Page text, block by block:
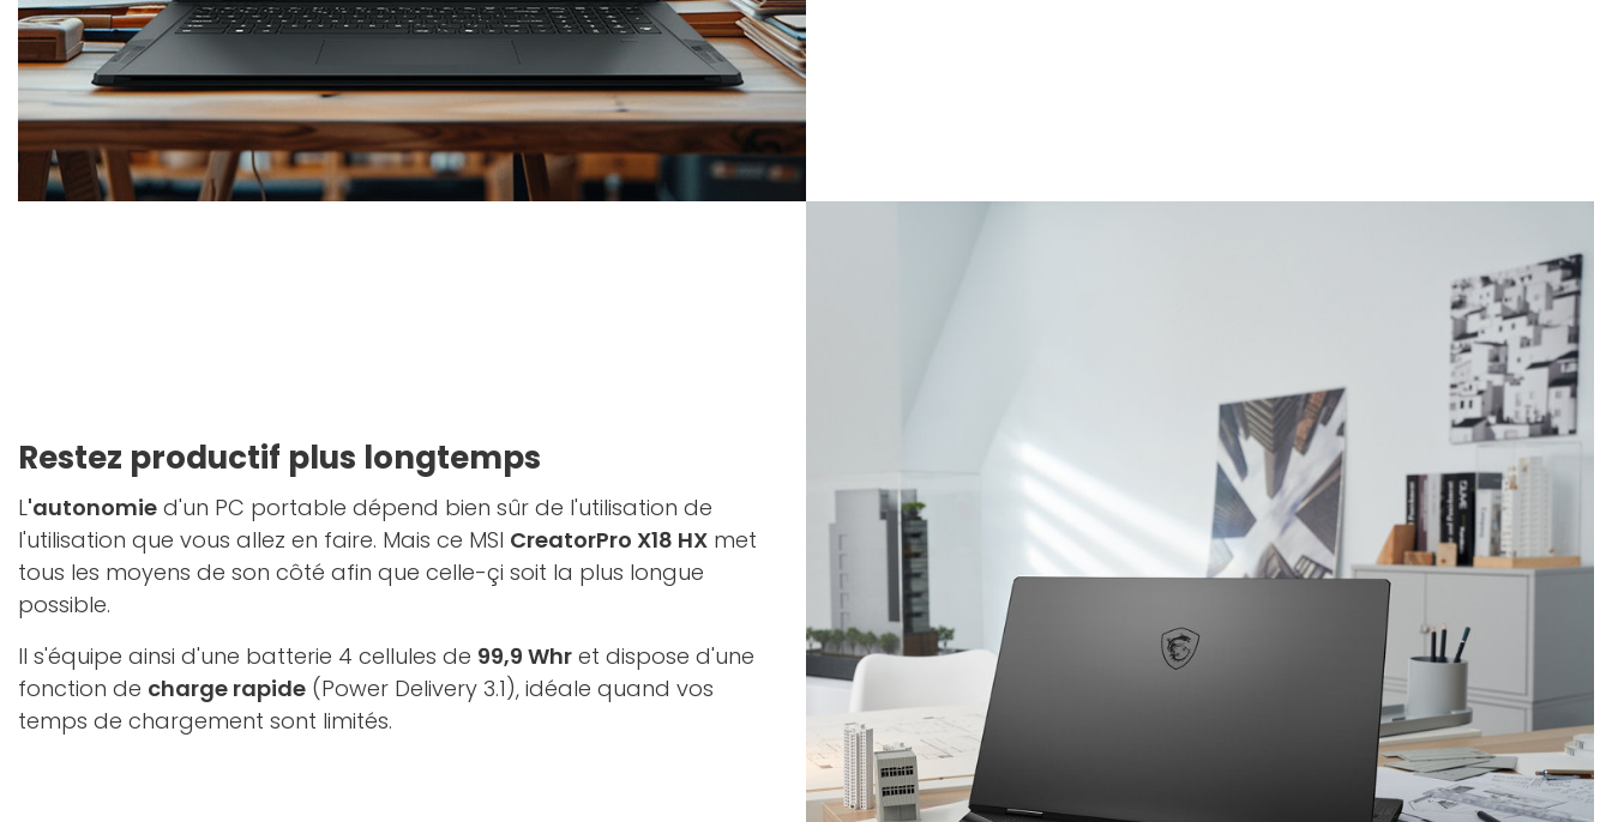
Restez productif plus longtemps
L'autonomie d'un PC portable dépend bien sûr de l'utilisation de
l'utilisation que vous allez en faire. Mais ce MSI CreatorPro X18 HX met
tous les moyens de son côté afin que celle-çi soit la plus longue
possible.
Il s'équipe ainsi d'une batterie 4 cellules de 99,9 Whr et dispose d'une
fonction de charge rapide (Power Delivery 3.1), idéale quand vos
temps de chargement sont limités.